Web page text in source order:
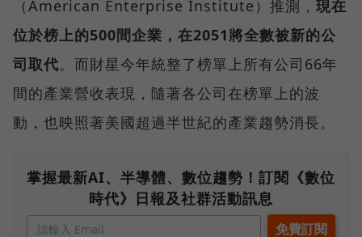
（American Enterprise Institute）推測， 現在
位於榜上的500間企業，在2051將全數被新的公
司取代。而財星今年統整了榜單上所有公司66年
間的產業營收表現，隨著各公司在榜單上的波
動，也映照著美國超過半世紀的產業趨勢消長。
掌握最新AI、半導體、數位趨勢！訂閱《數位
時代》日報及社群活動訊息